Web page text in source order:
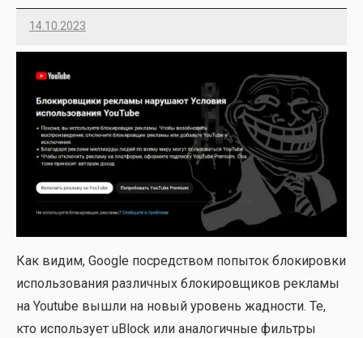
14.10.2023
Imatvey
Как видим, Google посред­ством попы­ток бло­ки­ров­ки
исполь­зо­ва­ния раз­лич­ных бло­ки­ров­щи­ков рекла­мы
на Youtube вышли на новый уро­вень жад­но­сти. Те,
кто исполь­зу­ет uBlock или ана­ло­гич­ные филь­тры